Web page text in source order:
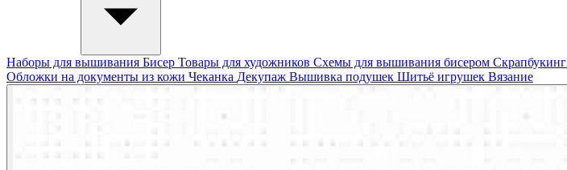
Наборы для вышивания Бисер Товары для художников Схемы для вышивания бисером Скрапбукинг
Обложки на документы из кожи Чеканка Декупаж Вышивка подушек Шитьё игрушек Вязание